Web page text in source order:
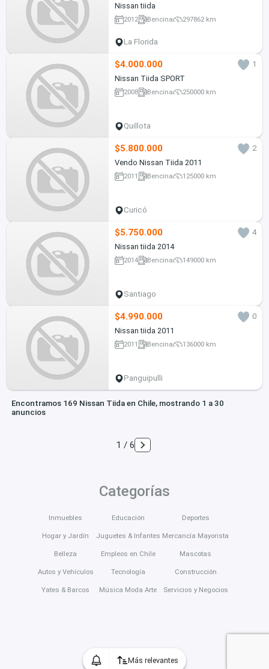
Más relevantes
Nissan tiida
2012 Bencina 297862 km
La Florida
$4.000.000
1
Nissan Tiida SPORT
2008 Bencina 250000 km
Quillota
$5.800.000
2
Vendo Nissan Tiida 2011
2011 Bencina 125000 km
Curicó
$5.750.000
4
Nissan tiida 2014
2014 Bencina 149000 km
Santiago
$4.990.000
0
Nissan tiida 2011
2011 Bencina 136000 km
Panguipulli
Encontramos 169 Nissan Tiida en Chile, mostrando 1 a 30
anuncios
1 / 6
Categorías
Inmuebles
Hogar y Jardín
Belleza
Autos y Vehículos
Yates & Barcos
Educación
Juguetes & Infantes
Empleos en Chile
Tecnología
Música Moda Arte
Deportes
Mercancía Mayorista
Mascotas
Construcción
Servicios y Negocios